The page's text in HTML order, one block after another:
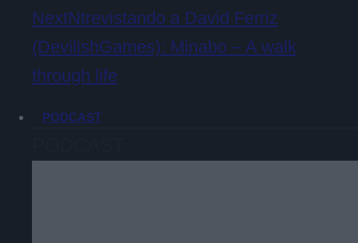
NextNtrevistando a David Ferriz
(DevilishGames): Minabo – A walk
through life
PODCAST